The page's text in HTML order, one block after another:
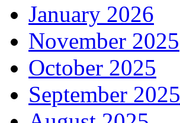
January 2026
November 2025
October 2025
September 2025